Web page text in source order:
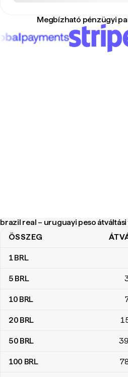
Megbízható pénzügyi
brazil real – uruguayi peso
brazil real – uruguayi peso átváltási
ÖSSZEG
1BRL
5 BRL
10 BRL
20 BRL
50 BRL
100 BRL